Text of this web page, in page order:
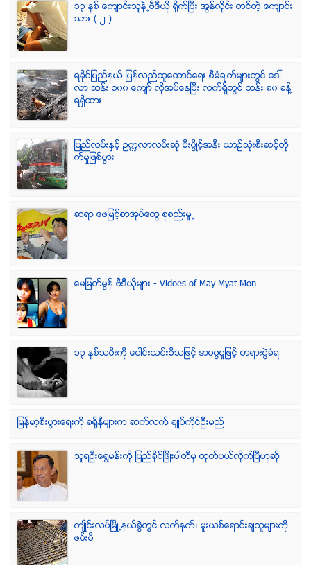
၁၃ ႏွစ္ ေက်ာင္းသူနဲ႕ဗီဒီယို ရိုက္ျပီး အြန္လိုင္း တင္တဲ့ ေက်ာင္း
သား ( ၂ )
ရခုိင္ျပည္နယ္ ျပန္လည္ထူေထာင္ေရး စီမံခ်က္မ်ားတြင္ ေဒၚ
လာ သန္း ၁၀၀ ေက်ာ္ လုိအပ္ေနၿပီး လက္ရွိတြင္ သန္း ၈၀ ခန္႔
ရရွိထား
ျပည္လမ္းႏွင့္ ဥကၠလာလမ္းဆုံ မီးပြိဳင့္အနီး ယာဥ္သုံးစီးဆင့္တို
က္မႈျဖစ္ပြား
ဆရာ ေဖျမင့္စာအုပ္ေတြ စုစည္းမူ႕
ေမျမတ္မြန္ ဗီဒီယုိမ်ား - Vidoes of May Myat Mon
၁၃ ႏွစ္သမီးကို ေပါင္းသင္းမိသျဖင့္ အဓမၼမႈျဖင့္ တရားစြဲခံရ
ျမန္မာ့စီးပြားေရးကို ခရိုနီမ်ားက ဆက္လက္ ခ်ဳပ္ကိုင္ဥိီးမည္
သူရဦးေရႊမန္းကို ျပည္ခိုင္ျဖိဳးပါတီမွ ထုတ္ပယ္လိုက္ျပီဟုဆို
က်ဳိင္းလပ္ၿမိဳ႕နယ္ခြဲတြင္ လက္နက္၊ မူးယစ္ေရာင္းခ်သူမ်ားကို
ဖမ္းမိ